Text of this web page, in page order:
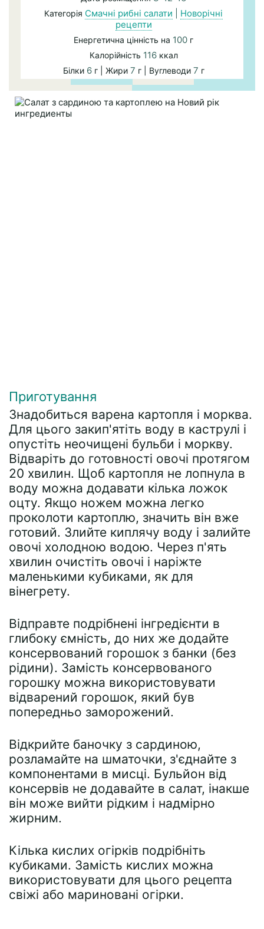
Категорія Смачні рибні салати
Новорічні
рецепти
Енергетична цінність на 100 г
Калорійність 116ккал
Білки 6г | Жири 7 г | Вуглеводи 7 г
Приготування
Знадобиться варена картопля і морква.
Для цього закип'ятіть воду в каструлі і
опустіть неочищені бульби і моркву.
Відваріть до готовності овочі протягом
20 хвилин. Щоб картопля не лопнула в
воду можна додавати кілька ложок
оцту. Якщо ножем можна легко
проколоти картоплю, значить він вже
готовий. Злийте киплячу воду і залийте
овочі холодною водою. Через п'ять
хвилин очистіть овочі і наріжте
маленькими кубиками, як для
вінегрету.
Відправте подрібнені інгредієнти в
глибоку ємність, до них же додайте
консервований горошок з банки (без
рідини). Замість консервованого
горошку можна використовувати
відварений горошок, який був
попередньо заморожений.
Відкрийте баночку з сардиною,
розламайте на шматочки, з'єднайте з
компонентами в мисці. Бульйон від
консервів не додавайте в салат, інакше
він може вийти рідким і надмірно
жирним.
Кілька кислих огірків подрібніть
кубиками. Замість кислих можна
використовувати для цього рецепта
свіжі або мариновані огірки.